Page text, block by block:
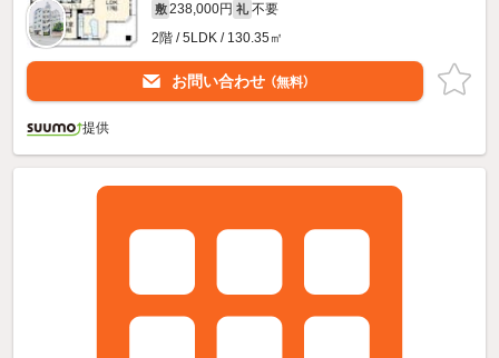
敷 238,000円 礼 不要
2階 / 5LDK / 130.35㎡
お問い合わせ （無料）
提供